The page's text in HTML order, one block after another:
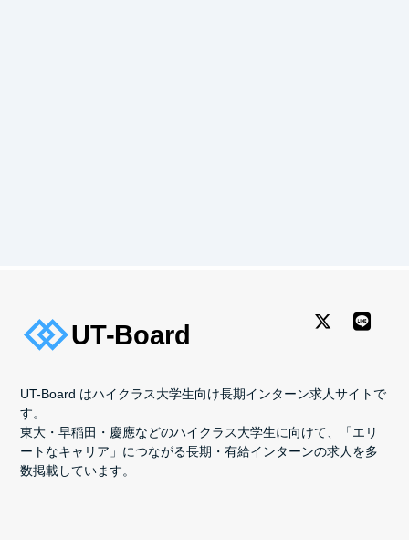
UT-Board はハイクラス大学生向け長期インターン求人サイトで
す。
東大・早稲田・慶應などのハイクラス大学生に向けて、「エリ
ートなキャリア」につながる長期・有給インターンの求人を多
数掲載しています。